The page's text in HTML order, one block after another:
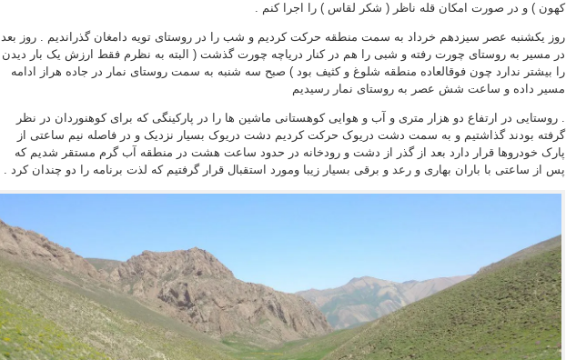
کهون ) و در صورت امکان قله ناظر ( شکر لقاس ) را اجرا کنم .
روز یکشنبه عصر سیزدهم خرداد به سمت منطقه حرکت کردیم و شب را در روستای تویه دامغان گذراندیم . روز بعد
در مسیر به روستای چورت رفته و شبی را هم در کنار دریاچه چورت گذشت ( البته به نظرم فقط ارزش یک بار دیدن
را بیشتر ندارد چون فوقالعاده منطقه شلوغ و کثیف بود ) صبح سه شنبه به سمت روستای نمار در جاده هراز ادامه
مسیر داده و ساعت شش عصر به روستای نمار رسیدیم
. روستایی در ارتفاع دو هزار متری و آب و هوایی کوهستانی ماشین ها را در پارکینگی که برای کوهنوردان در نظر
گرفته بودند گذاشتیم و به سمت دشت دریوک حرکت کردیم دشت دریوک بسیار نزدیک و در فاصله نیم ساعتی از
پارک خودروها قرار دارد بعد از گذر از دشت و رودخانه در حدود ساعت هشت در منطقه آب گرم مستقر شدیم که
پس از ساعتی با باران بهاری و رعد و برقی بسیار زیبا ومورد استقبال قرار گرفتیم که لذت برنامه را دو چندان کرد .